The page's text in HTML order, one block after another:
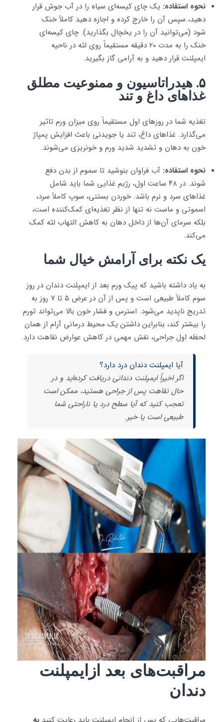
نحوه استفاده: یک چای کیسه‌ای سیاه را در آب جوش قرار
دهید، سپس آن را خارج کرده و اجازه دهید کاملاً خنک
شود (می‌توانید آن را در یخچال بگذارید). چای کیسه‌ای
خنک را به مدت ۲۰ دقیقه مستقیماً روی لثه در ناحیه
ایمپلنت قرار دهید و به آرامی گاز بگیرید.
۵. هیدراتاسیون و ممنوعیت مطلق
غذاهای داغ و تند
تغذیه شما در روزهای اول مستقیماً روی میزان ورم تاثیر
می‌گذارد. غذاهای داغ، تند یا جویدنی باعث افزایش پمپاژ
خون به دهان و تشدید شدید ورم و خونریزی می‌شوند.
نحوه استفاده: آب فراوان بنوشید تا سموم از بدن دفع
شوند.
در ۴۸ ساعت اول، رژیم غذایی شما باید شامل
غذاهای سرد و نرم باشد. خوردن بستنی، سوپ کاملاً سرد،
اسموتی و ماست نه تنها از نظر تغذیه‌ای کمک‌کننده است،
بلکه سرمای آن‌ها از داخل دهان به کاهش التهاب لثه کمک
می‌کند.
یک نکته برای آرامش خیال شما
به یاد داشته باشید که پیک ورم بعد از ایمپلنت دندان در روز
سوم کاملاً طبیعی است و پس از آن در عرض ۵ تا ۷ روز به
تدریج ناپدید می‌شود. استرس و فشار خون بالا می‌تواند تورم
را بیشتر کند، بنابراین داشتن یک محیط درمانی آرام از همان
لحظه اول جراحی، نقش مهمی در کاهش عوارض نقاهت دارد.
آیا ایمپلنت دندان درد دارد؟
اگر اخیراً ایمپلنت دندانی دریافت کرده‌اید و در
حال نقاهت پس از جراحی هستید، ممکن است
تعجب کنید که آیا سطح درد یا ناراحتی شما
طبیعی است یا خیر.
مراقبت‌های بعد ازایمپلنت
دندان